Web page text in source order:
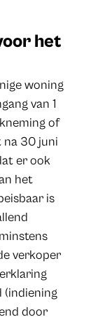
het
woning
van 1
of
na 30 juni
er ook
het
is
verkoper
(indiening
door